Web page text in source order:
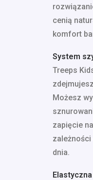
cenią
komfort
System
Treeps
Możesz
zapięcie
zależności
dnia.